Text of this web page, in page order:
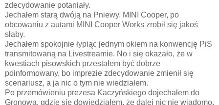
zdecydowanie potaniały.
Jechałem starą dwóją na Pniewy. MINI Cooper, po
obcowaniu z autami MINI Cooper Works zrobił się jakoś
słaby.
Jechałem spokojnie łypiąc jednym okiem na konwencję PiS
transmitowaną na Livestreamie. No i się okazało, że w
kwestiach pisowskich przestałem być dobrze
poinformowany, bo imprezie zdecydowanie zmienił się
scenariusz, a ja nic o tym nie wiedziałem.
Po przemówieniu prezesa Kaczyńskiego dojechałem do
Gronowa, gdzie się dowiedziałem, że dalej nic nie wiadomo,